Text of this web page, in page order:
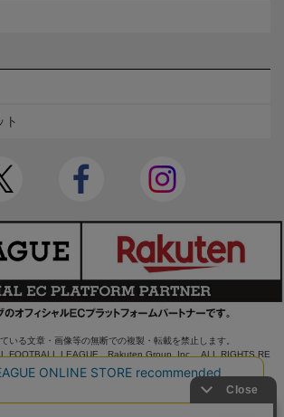
ト
いる文章・画像等の無断での複製・転載を禁止します。
FOOTBALL LEAGUE Rakuten Group, Inc. ALL RIGHTS RE
SERVED.